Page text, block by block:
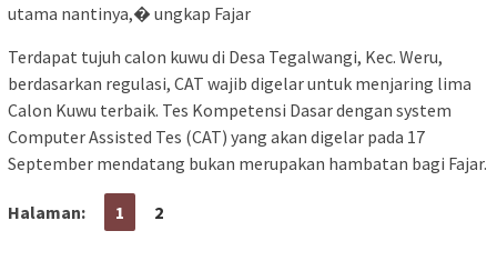
utama nantinya,� ungkap Fajar
Terdapat tujuh calon kuwu di Desa Tegalwangi, Kec. Weru,
berdasarkan regulasi, CAT wajib digelar untuk menjaring lima
Calon Kuwu terbaik. Tes Kompetensi Dasar dengan system
Computer Assisted Tes (CAT) yang akan digelar pada 17
September mendatang bukan merupakan hambatan bagi Fajar.
Halaman: 1 2